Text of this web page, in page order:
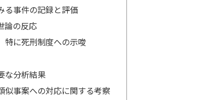
る事件の記録と評価
論の反応
特に死刑制度への示唆
な分析結果
似事案への対応に関する考察